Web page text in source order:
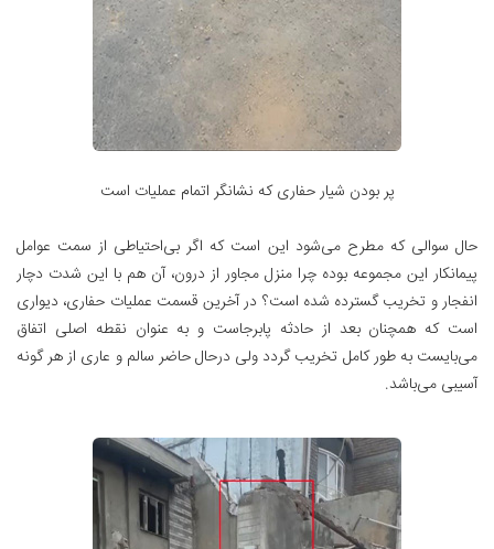
پر بودن شیار حفاری که نشانگر اتمام عملیات است
حال سوالی که مطرح می‌شود این است که اگر بی‌احتیاطی از سمت عوامل
پیمانکار این مجموعه بوده چرا منزل مجاور از درون، آن هم با این شدت دچار
انفجار و تخریب گسترده شده است؟ در آخرین قسمت عملیات حفاری، دیواری
است که همچنان بعد از حادثه پابرجاست و به عنوان نقطه اصلی اتفاق
می‌بایست به طور کامل تخریب گردد ولی درحال حاضر سالم و عاری از هر گونه
آسیبی می‌باشد.